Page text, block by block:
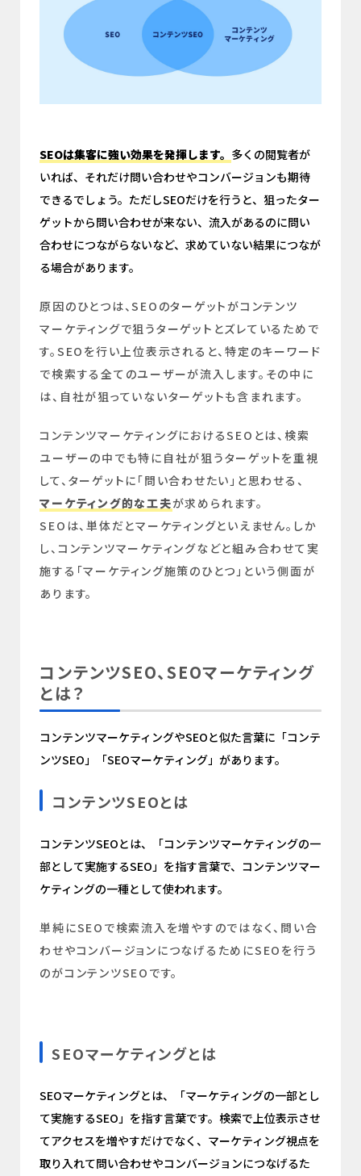
SEOは集客に強い効果を発揮します。 多くの閲覧者が
いれば、それだけ問い合わせやコンバージョンも期待
できるでしょう。ただしSEOだけを行うと、狙ったター
ゲットから問い合わせが来ない、流入があるのに問い
合わせにつながらないなど、求めていない結果につなが
る場合があります。
原因のひとつは、SEOのターゲットがコンテンツ
マーケティングで狙うターゲットとズレているためで
す。SEOを行い上位表示されると、特定のキーワード
で検索する全てのユーザーが流入します。その中に
は、自社が狙っていないターゲットも含まれます。
コンテンツマーケティングにおけるSEOとは、検索
ユーザーの中でも特に自社が狙うターゲットを重視
して、ターゲットに「問い合わせたい」と思わせる、
マーケティング的な工夫が求められます。
SEOは、単体だとマーケティングといえません。しか
し、コンテンツマーケティングなどと組み合わせて実
施する「マーケティング施策のひとつ」という側面が
あります。
コンテンツSEO、SEOマーケティング
とは？
コンテンツマーケティングやSEOと似た言葉に「コンテ
ンツSEO」「SEOマーケティング」があります。
コンテンツSEOとは
コンテンツSEOとは、「コンテンツマーケティングの一
部として実施するSEO」を指す言葉で、コンテンツマー
ケティングの一種として使われます。
単純にSEOで検索流入を増やすのではなく、問い合
わせやコンバージョンにつなげるためにSEOを行う
のがコンテンツSEOです。
SEOマーケティングとは
SEOマーケティングとは、「マーケティングの一部とし
て実施するSEO」を指す言葉です。検索で上位表示させ
てアクセスを増やすだけでなく、マーケティング視点を
取り入れて問い合わせやコンバージョンにつなげるた